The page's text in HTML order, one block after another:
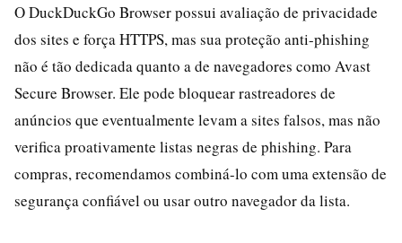
O DuckDuckGo Browser possui avaliação de privacidade
dos sites e força HTTPS, mas sua proteção anti-phishing
não é tão dedicada quanto a de navegadores como Avast
Secure Browser. Ele pode bloquear rastreadores de
anúncios que eventualmente levam a sites falsos, mas não
verifica proativamente listas negras de phishing. Para
compras, recomendamos combiná-lo com uma extensão de
segurança confiável ou usar outro navegador da lista.